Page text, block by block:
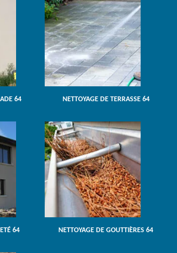
64 NETTOYAGE DE TERRASSE 64
64 NETTOYAGE DE GOUTTIÈRES 64